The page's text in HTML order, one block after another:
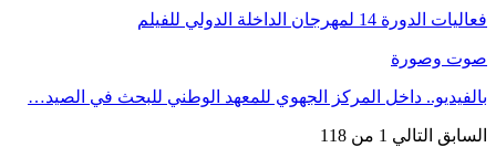
فعاليات الدورة 14 لمهرجان الداخلة الدولي للفيلم
صوت وصورة
بالفيديو.. داخل المركز الجهوي للمعهد الوطني للبحث في الصيد…
السابق التالي 1 من 118